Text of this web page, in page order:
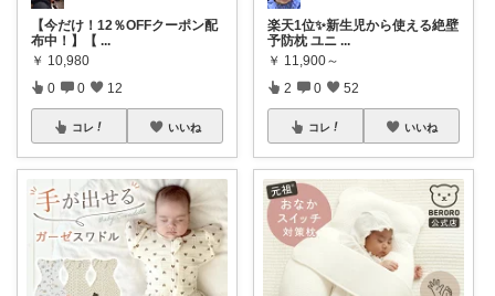
【今だけ！12％OFFクーポン配
布中！】【 ...
￥ 10,980
0 0 12
コレ いいね
楽天1位✨新生児から使える絶壁
予防枕 ユニ ...
￥ 11,900～
2 0 52
コレ いいね